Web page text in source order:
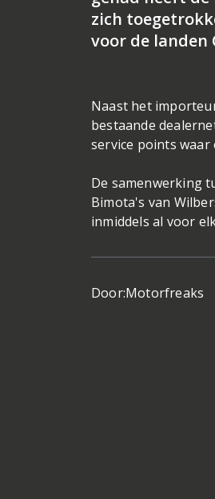
zich
voor de landen
Naast het
bestaande
service points
De samenwerking
Bimota's van
inmiddels al voor
Door:Motorfreaks